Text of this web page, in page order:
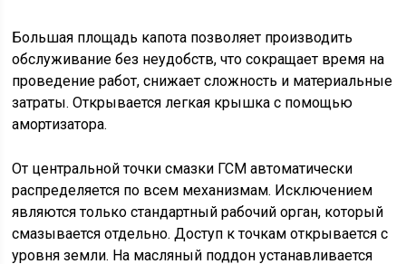
Большая площадь капота позволяет производить
обслуживание без неудобств, что сокращает время на
проведение работ, снижает сложность и материальные
затраты. Открывается легкая крышка с помощью
амортизатора.
От центральной точки смазки ГСМ автоматически
распределяется по всем механизмам. Исключением
являются только стандартный рабочий орган, который
смазывается отдельно. Доступ к точкам открывается с
уровня земли. На масляный поддон устанавливается